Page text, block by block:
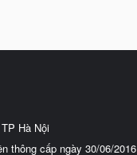
Hà Nội
thông cấp ngày 30/06/2016